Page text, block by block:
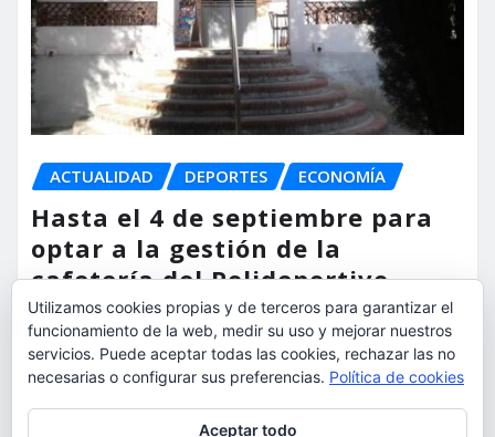
ACTUALIDAD DEPORTES ECONOMÍA
Hasta el 4 de septiembre para
optar a la gestión de la
cafetería del Polideportivo
Anabel Medina de Torrent
torrent al dia Ago 6, 2026
Utilizamos cookies propias y de terceros para garantizar el
funcionamiento de la web, medir su uso y mejorar nuestros
servicios. Puede aceptar todas las cookies, rechazar las no
necesarias o configurar sus preferencias. Política de cookies
Aceptar todo